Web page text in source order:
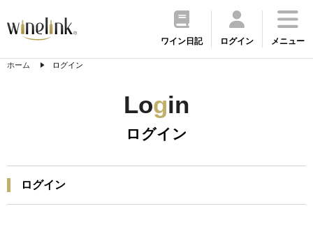
ワイン日記 ログイン メニュー
ホーム ログイン
Login
ログイン
ログイン